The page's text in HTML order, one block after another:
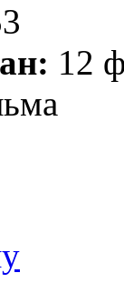
12